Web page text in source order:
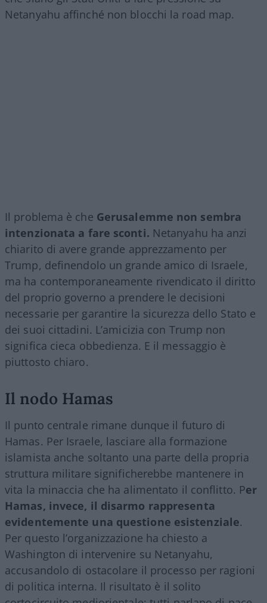
Netanyahu affinché non blocchi la road map.
Il problema è che Gerusalemme non sembra
intenzionata a fare sconti. Netanyahu ha anzi
chiarito di avere grande apprezzamento per
Trump, definendolo un grande amico di Israele,
ma ha contemporaneamente rivendicato il diritto
del proprio governo a prendere le decisioni
necessarie per garantire la sicurezza dello Stato e
dei suoi cittadini. L’amicizia con Trump non
significa cieca obbedienza. E il messaggio è
piuttosto chiaro.
Il nodo Hamas
Il punto centrale rimane dunque il futuro di
Hamas. Per Israele, lasciare alla formazione
islamista anche soltanto una parte della propria
struttura militare significherebbe mantenere in
vita la minaccia che ha alimentato il conflitto. Per
Hamas, invece, il disarmo rappresenta
evidentemente una questione esistenziale.
Per questo l’organizzazione ha chiesto a
Washington di intervenire su Netanyahu,
accusandolo di ostacolare il processo per ragioni
di politica interna. Il risultato è il solito